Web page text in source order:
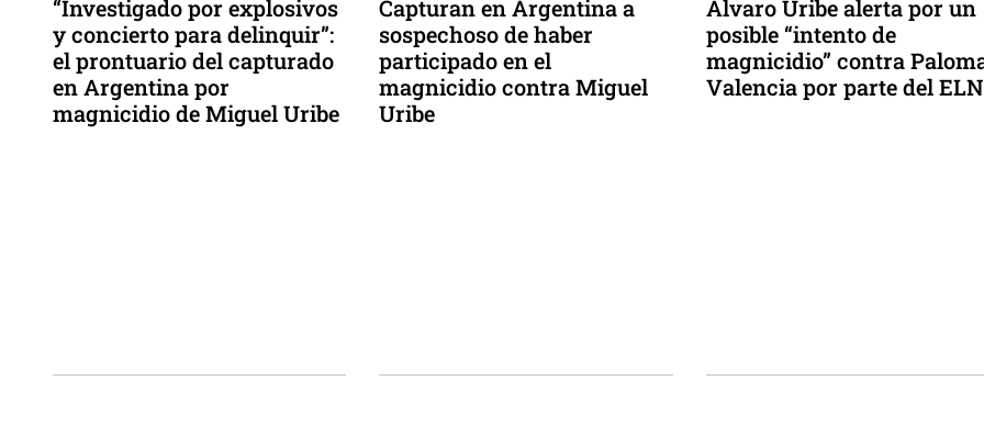
“Investigado por explosivos
y concierto para delinquir”:
el prontuario del capturado
en Argentina por
magnicidio de Miguel Uribe
Capturan en Argentina a
sospechoso de haber
participado en el
magnicidio contra Miguel
Uribe
Álvaro Uribe alerta por un
posible “intento de
magnicidio” contra
Valencia por parte del ELN